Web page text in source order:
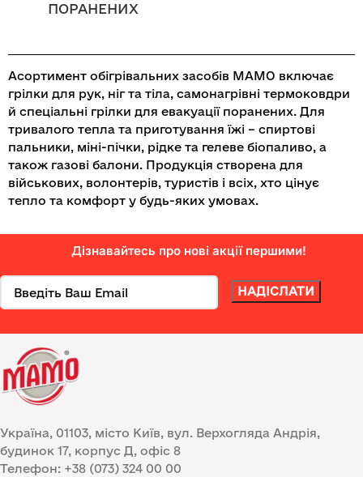
ПОРАНЕНИХ
Асортимент обігрівальних засобів МАМО включає
грілки для рук, ніг та тіла, самонагрівні термоковдри
й спеціальні грілки для евакуації поранених. Для
тривалого тепла та приготування їжі – спиртові
пальники, міні-пічки, рідке та гелеве біопаливо, а
також газові балони. Продукція створена для
військових, волонтерів, туристів і всіх, хто цінує
тепло та комфорт у будь-яких умовах.
Дізнавайтесь про нові акції першими!
Україна, 01103, місто Київ, вул. Верхогляда Андрія,
будинок 17, корпус Д, офіс 8
Телефон: +38 (073) 324 00 00